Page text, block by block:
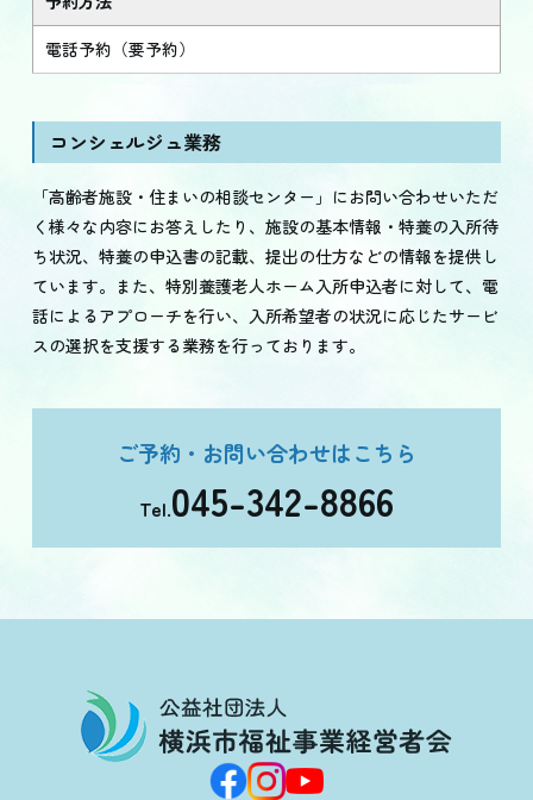
電話予約（要予約）
コンシェルジュ業務
「高齢者施設・住まいの相談センター」にお問い合わせいただ
く様々な内容にお答えしたり、施設の基本情報・特養の入所待
ち状況、特養の申込書の記載、提出の仕方などの情報を提供し
ています。また、特別養護老人ホーム入所申込者に対して、電
話によるアプローチを行い、入所希望者の状況に応じたサービ
スの選択を支援する業務を行っております。
ご予約・お問い合わせはこちら
Tel.045-342-8866